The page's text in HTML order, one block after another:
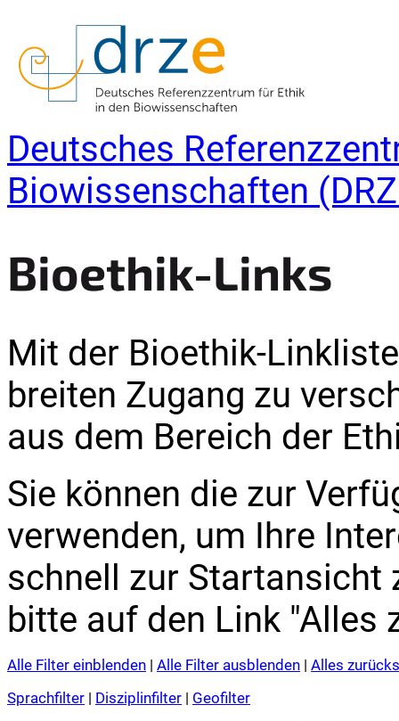
Deutsches
Biowissenschaften
Bioethik-Links
Mit der Bioethik-
breiten Zugang zu
aus dem Bereich der
Sie können die zur
verwenden, um Ihre
schnell zur Startansicht
bitte auf den Link "Alles
Alle Filter einblenden | Alle Filter ausblenden | Alles
Sprachfilter | Disziplinfilter | Geofilter